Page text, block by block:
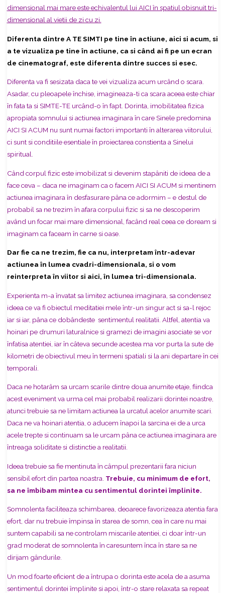
dimensional mai mare este echivalentul lui AICI în spatiul obisnuit tri-
dimensional al vietii de zi cu zi.
Diferenta dintre A TE SIMTI pe tine în actiune, aici si acum, si
a te vizualiza pe tine în actiune, ca si când ai fi pe un ecran
de cinematograf, este diferenta dintre succes si esec.
Diferenta va fi sesizata daca te vei vizualiza acum urcând o scara.
Asadar, cu pleoapele închise, imagineaza-ti ca scara aceea este chiar
în fata ta si SIMTE-TE urcând-o în fapt. Dorinta, imobilitatea fizica
apropiata somnului si actiunea imaginara în care Sinele predomina
AICI SI ACUM nu sunt numai factori importanti în alterarea viitorului,
ci sunt si conditiile esentiale în proiectarea constienta a Sinelui
spiritual.
Când corpul fizic este imobilizat si devenim stapâniti de ideea de a
face ceva – daca ne imaginam ca o facem AICI SI ACUM si mentinem
actiunea imaginara în desfasurare pâna ce adormim – e destul de
probabil sa ne trezim în afara corpului fizic si sa ne descoperim
având un focar mai mare dimensional, facând real ceea ce doream si
imaginam ca faceam în carne si oase.
Dar fie ca ne trezim, fie ca nu, interpretam într-adevar
actiunea în lumea cvadri-dimensionala, si o vom
reinterpreta în viitor si aici, în lumea tri-dimensionala.
Experienta m-a învatat sa limitez actiunea imaginara, sa condensez
ideea ce va fi obiectul meditatiei mele într-un singur act si sa-l rejoc
iar si iar, pâna ce dobândeste sentimentul realitatii. Altfel, atentia va
hoinari pe drumuri laturalnice si gramezi de imagini asociate se vor
înfatisa atentiei, iar în câteva secunde acestea ma vor purta la sute de
kilometri de obiectivul meu în termeni spatiali si la ani departare în cei
temporali.
Daca ne hotarâm sa urcam scarile dintre doua anumite etaje, fiindca
acest eveniment va urma cel mai probabil realizarii dorintei noastre,
atunci trebuie sa ne limitam actiunea la urcatul acelor anumite scari.
Daca ne va hoinari atentia, o aducem înapoi la sarcina ei de a urca
acele trepte si continuam sa le urcam pâna ce actiunea imaginara are
întreaga soliditate si distinctie a realitatii.
Ideea trebuie sa fie mentinuta în câmpul prezentarii fara niciun
sensibil efort din partea noastra. Trebuie, cu minimum de efort,
sa ne îmbibam mintea cu sentimentul dorintei împlinite.
Somnolenta faciliteaza schimbarea, deoarece favorizeaza atentia fara
efort, dar nu trebuie împinsa în starea de somn, cea în care nu mai
suntem capabili sa ne controlam miscarile atentiei, ci doar într-un
grad moderat de somnolenta în caresuntem înca în stare sa ne
dirijam gândurile.
Un mod foarte eficient de a întrupa o dorinta este acela de a asuma
sentimentul dorintei împlinite si apoi, într-o stare relaxata sa repeat